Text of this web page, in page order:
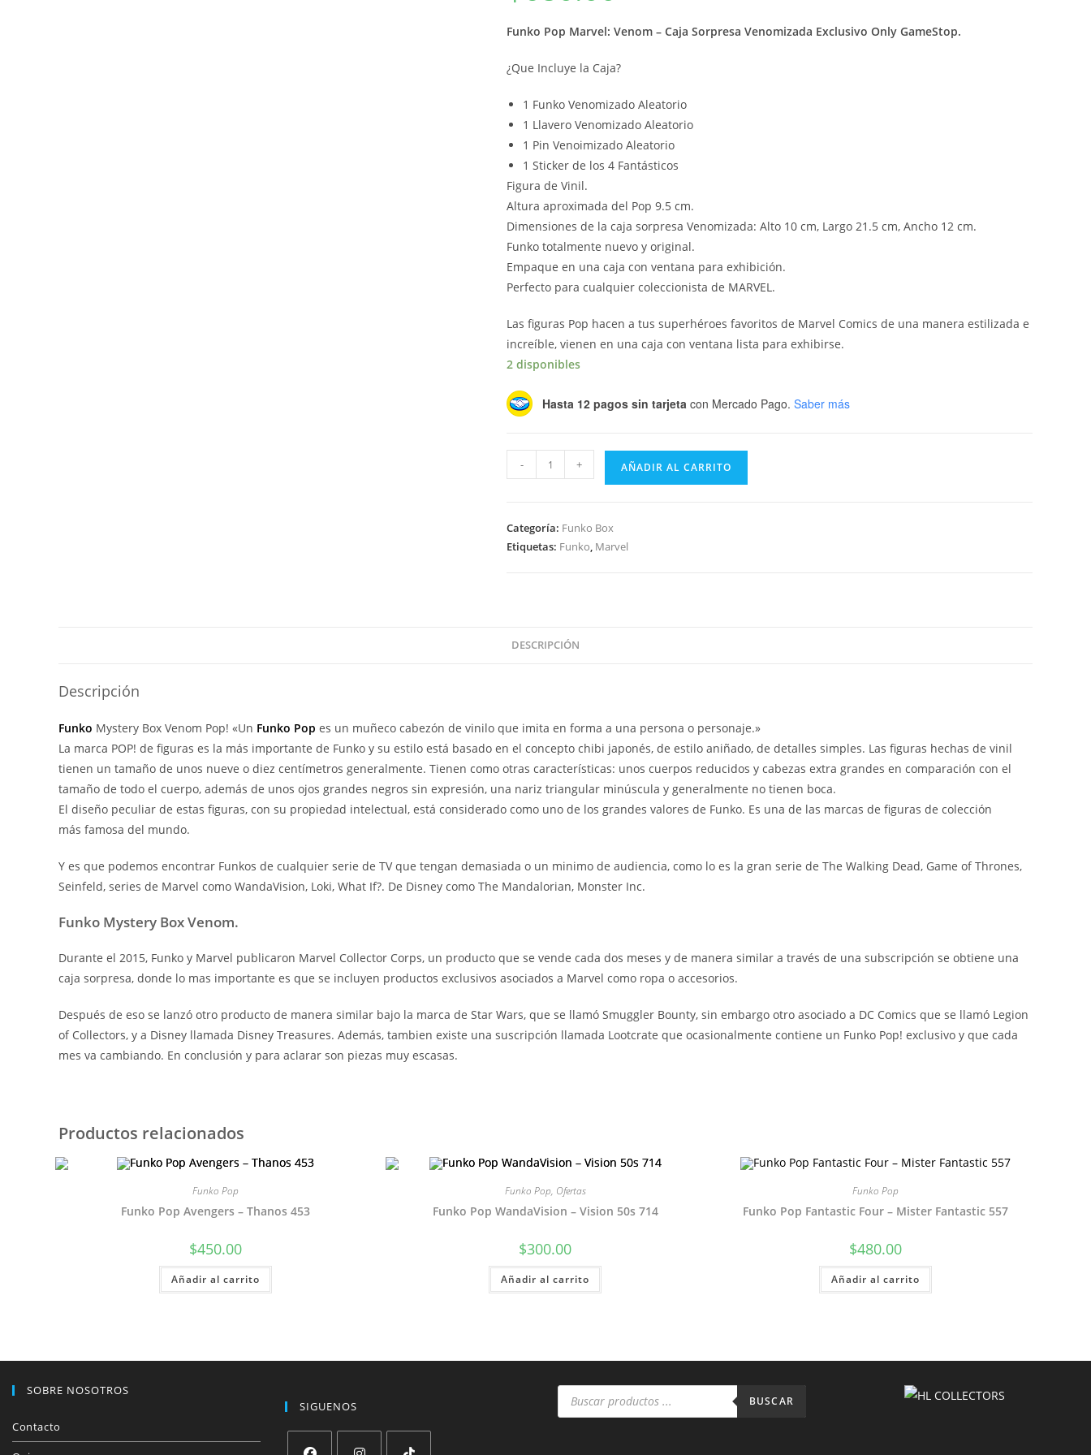
Funko Pop Marvel: Venom – Caja Sorpresa Venomizada Exclusivo Only GameStop.
¿Que Incluye la Caja?
1 Funko Venomizado Aleatorio
1 Llavero Venomizado Aleatorio
1 Pin Venoimizado Aleatorio
1 Sticker de los 4 Fantásticos
Figura de Vinil.
Altura aproximada del Pop 9.5 cm.
Dimensiones de la caja sorpresa Venomizada: Alto 10 cm, Largo 21.5 cm, Ancho 12 cm.
Funko totalmente nuevo y original.
Empaque en una caja con ventana para exhibición.
Perfecto para cualquier coleccionista de MARVEL.
Las figuras Pop hacen a tus superhéroes favoritos de Marvel Comics de una manera estilizada e
increíble, vienen en una caja con ventana lista para exhibirse.
2 disponibles
Hasta 12 pagos sin tarjeta con Mercado Pago. Saber más
Mystery
MARVEL
Venom
- + AÑADIR AL CARRITO
Categoría: Funko Box
Etiquetas: Funko, Marvel
DESCRIPCIÓN
Descripción
Funko Mystery Box Venom Pop! «Un Funko Pop es un muñeco cabezón de vinilo que imita en forma a una persona o personaje.»
La marca POP! de figuras es la más importante de Funko y su estilo está basado en el concepto chibi japonés, de estilo aniñado, de detalles simples. Las figuras hechas de vinil
tienen un tamaño de unos nueve o diez centímetros generalmente. Tienen como otras características: unos cuerpos reducidos y cabezas extra grandes en comparación con el
tamaño de todo el cuerpo, además de unos ojos grandes negros sin expresión, una nariz triangular minúscula y generalmente no tienen boca.
El diseño peculiar de estas figuras, con su propiedad intelectual, está considerado como uno de los grandes valores de Funko. Es una de las marcas de figuras de colección
más famosa del mundo.
Y es que podemos encontrar Funkos de cualquier serie de TV que tengan demasiada o un minimo de audiencia, como lo es la gran serie de The Walking Dead, Game of Thrones,
Seinfeld, series de Marvel como WandaVision, Loki, What If?. De Disney como The Mandalorian, Monster Inc.
Funko Mystery Box Venom.
Durante el 2015, Funko y Marvel publicaron Marvel Collector Corps, un producto que se vende cada dos meses y de manera similar a través de una subscripción se obtiene una
caja sorpresa, donde lo mas importante es que se incluyen productos exclusivos asociados a Marvel como ropa o accesorios.
Después de eso se lanzó otro producto de manera similar bajo la marca de Star Wars, que se llamó Smuggler Bounty, sin embargo otro asociado a DC Comics que se llamó Legion
of Collectors, y a Disney llamada Disney Treasures. Además, tambien existe una suscripción llamada Lootcrate que ocasionalmente contiene un Funko Pop! exclusivo y que cada
mes va cambiando. En conclusión y para aclarar son piezas muy escasas.
Productos relacionados
Funko Pop
Funko Pop Avengers – Thanos 453
$450.00
Añadir al carrito
Funko Pop, Ofertas
Funko Pop WandaVision – Vision 50s 714
$300.00
Añadir al carrito
Funko Pop
Funko Pop Fantastic Four – Mister Fantastic 557
$480.00
Añadir al carrito
SOBRE NOSOTROS
Contacto
SIGUENOS
Búsqueda
productos
BUSCAR